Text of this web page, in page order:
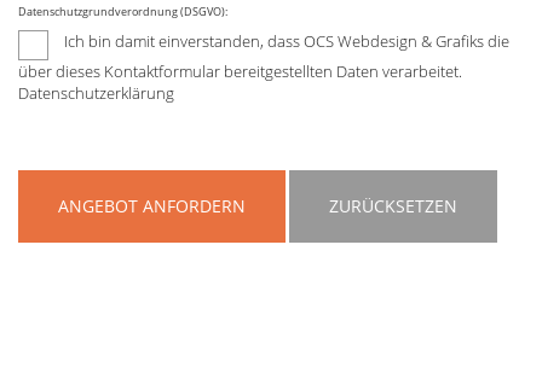
Datenschutzgrundverordnung (DSGVO):
Ich bin damit einverstanden, dass OCS Webdesign & Grafiks die
über dieses Kontaktformular bereitgestellten Daten verarbeitet.
Datenschutzerklärung
ANGEBOT ANFORDERN ZURÜCKSETZEN